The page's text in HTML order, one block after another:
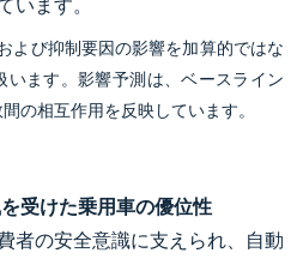
います。
よび抑制要因の影響を加算的ではな
います。影響予測は、ベースライン
の相互作用を反映しています。
受けた乗用車の優位性
者の安全意識に支えられ、自動